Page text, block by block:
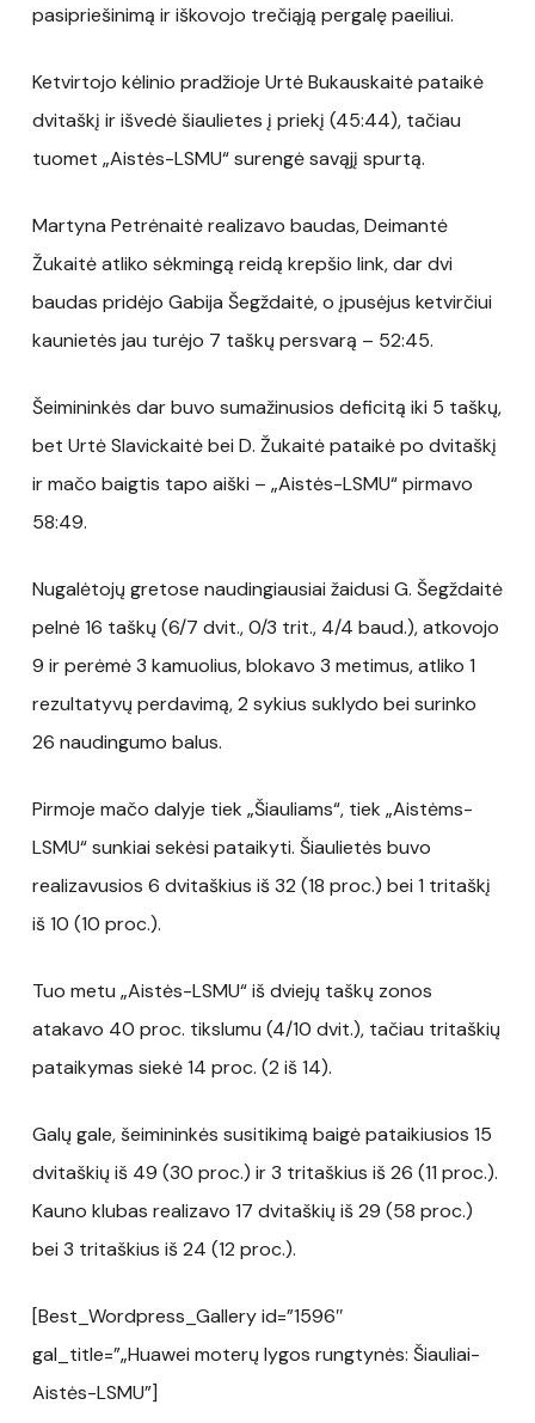
pasipriešinimą ir iškovojo trečiąją pergalę paeiliui.
Ketvirtojo kėlinio pradžioje Urtė Bukauskaitė pataikė
dvitaškį ir išvedė šiaulietes į priekį (45:44), tačiau
tuomet „Aistės-LSMU“ surengė savąjį spurtą.
Martyna Petrėnaitė realizavo baudas, Deimantė
Žukaitė atliko sėkmingą reidą krepšio link, dar dvi
baudas pridėjo Gabija Šegždaitė, o įpusėjus ketvirčiui
kaunietės jau turėjo 7 taškų persvarą – 52:45.
Šeimininkės dar buvo sumažinusios deficitą iki 5 taškų,
bet Urtė Slavickaitė bei D. Žukaitė pataikė po dvitaškį
ir mačo baigtis tapo aiški – „Aistės-LSMU“ pirmavo
58:49.
Nugalėtojų gretose naudingiausiai žaidusi G. Šegždaitė
pelnė 16 taškų (6/7 dvit., 0/3 trit., 4/4 baud.), atkovojo
9 ir perėmė 3 kamuolius, blokavo 3 metimus, atliko 1
rezultatyvų perdavimą, 2 sykius suklydo bei surinko
26 naudingumo balus.
Pirmoje mačo dalyje tiek „Šiauliams“, tiek „Aistėms-
LSMU“ sunkiai sekėsi pataikyti. Šiaulietės buvo
realizavusios 6 dvitaškius iš 32 (18 proc.) bei 1 tritaškį
iš 10 (10 proc.).
Tuo metu „Aistės-LSMU“ iš dviejų taškų zonos
atakavo 40 proc. tikslumu (4/10 dvit.), tačiau tritaškių
pataikymas siekė 14 proc. (2 iš 14).
Galų gale, šeimininkės susitikimą baigė pataikiusios 15
dvitaškių iš 49 (30 proc.) ir 3 tritaškius iš 26 (11 proc.).
Kauno klubas realizavo 17 dvitaškių iš 29 (58 proc.)
bei 3 tritaškius iš 24 (12 proc.).
[Best_Wordpress_Gallery id=”1596″
gal_title=”„Huawei moterų lygos rungtynės: Šiauliai-
Aistės-LSMU”]